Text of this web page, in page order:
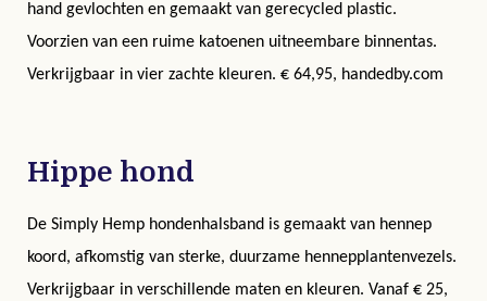
hand gevlochten en gemaakt van gerecycled plastic.
Voorzien van een ruime katoenen uitneembare binnentas.
Verkrijgbaar in vier zachte kleuren. € 64,95, handedby.com
Hippe hond
De Simply Hemp hondenhalsband is gemaakt van hennep
koord, afkomstig van sterke, duurzame hennepplantenvezels.
Verkrijgbaar in verschillende maten en kleuren. Vanaf € 25,